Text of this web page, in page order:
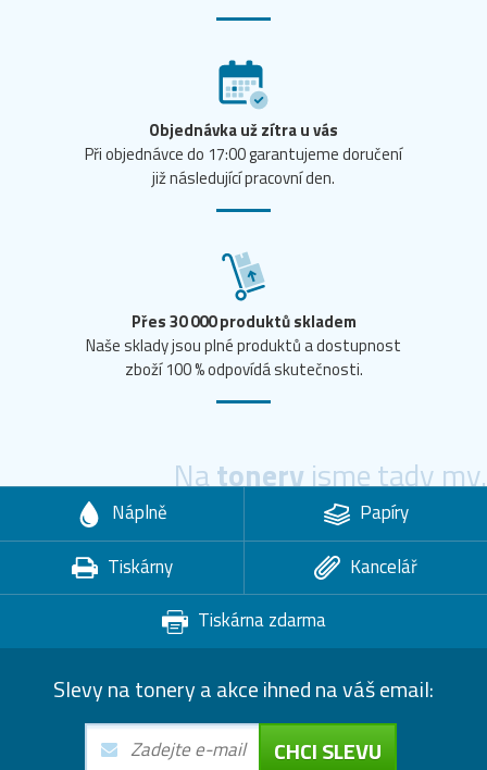
Objednávka už zítra u vás
Při objednávce do 17:00 garantujeme doručení
již následující pracovní den.
Přes 30 000 produktů skladem
Naše sklady jsou plné produktů a dostupnost
zboží 100 % odpovídá skutečnosti.
Natoneryjsme tady my.
Náplně
Papíry
Tiskárny
Kancelář
Tiskárna zdarma
Slevy na tonery a akce ihned na váš email:
CHCI SLEVU